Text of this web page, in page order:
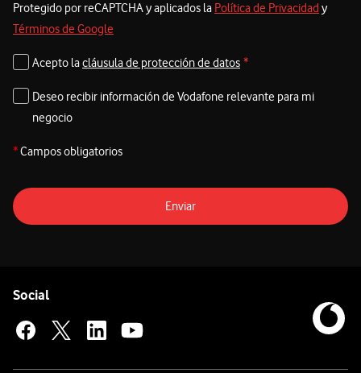
Protegido por reCAPTCHA y aplicados la Política de Privacidad y
Términos de Google
Acepto lacláusula de protección de datos *
Deseo recibir información de Vodafone relevante para mi
negocio
*Campos obligatorios
Enviar
Social